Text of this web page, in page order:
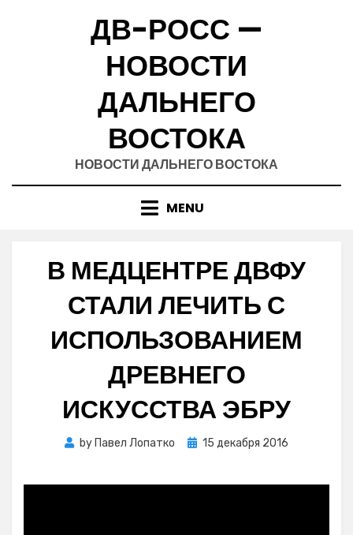
ДВ-РОСС —
НОВОСТИ
ДАЛЬНЕГО
ВОСТОКА
НОВОСТИ ДАЛЬНЕГО ВОСТОКА
MENU
В МЕДЦЕНТРЕ ДВФУ
СТАЛИ ЛЕЧИТЬ С
ИСПОЛЬЗОВАНИЕМ
ДРЕВНЕГО
ИСКУССТВА ЭБРУ
by Павел Лопатко
Posted
15 декабря 2016